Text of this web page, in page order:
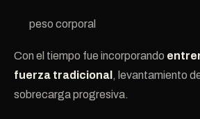
peso corporal
Con el tiempo fue incorporando
fuerza tradicional , levantamiento
sobrecarga progresiva.